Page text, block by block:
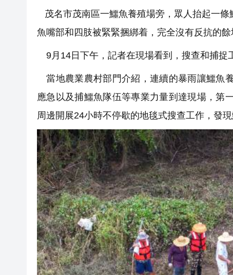
茂名市茂南區一鱷魚養殖場旁，眾人抬起一
魚嘴部和四肢被緊緊捆綁着，完全沒有反抗的餘
9月14日下午，記者在現場看到，搜查和捕捉
當地農業農村部門介紹，連續的暴雨讓鱷魚
應急以及捕鱷魚隊伍等專業力量到達現場，第
周邊開展24小時不停歇的地毯式搜查工作，發